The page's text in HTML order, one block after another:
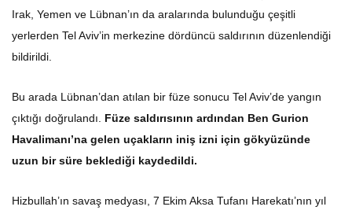
Irak, Yemen ve Lübnan’ın da aralarında bulunduğu çeşitli
yerlerden Tel Aviv’in merkezine dördüncü saldırının düzenlendiği
bildirildi.
Bu arada Lübnan’dan atılan bir füze sonucu Tel Aviv’de yangın
çıktığı doğrulandı. Füze saldırısının ardından Ben Gurion
Havalimanı’na gelen uçakların iniş izni için gökyüzünde
uzun bir süre beklediği kaydedildi.
Hizbullah’ın savaş medyası, 7 Ekim Aksa Tufanı Harekatı’nın yıl